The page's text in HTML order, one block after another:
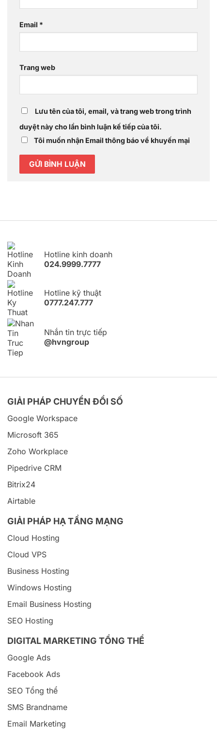
Email *
Trang web
Lưu tên của tôi, email, và trang web trong trình
duyệt này cho lần bình luận kế tiếp của tôi.
Tôi muốn nhận Email thông báo về khuyến mại
Hotline kinh doanh
024.9999.7777
Hotline kỹ thuật
0777.247.777
Nhắn tin trực tiếp
@hvngroup
GIẢI PHÁP CHUYỂN ĐỔI SỐ
Google Workspace
Microsoft 365
Zoho Workplace
Pipedrive CRM
Bitrix24
Airtable
GIẢI PHÁP HẠ TẦNG MẠNG
Cloud Hosting
Cloud VPS
Business Hosting
Windows Hosting
Email Business Hosting
SEO Hosting
DIGITAL MARKETING TỔNG THỂ
Google Ads
Facebook Ads
SEO Tổng thể
SMS Brandname
Email Marketing